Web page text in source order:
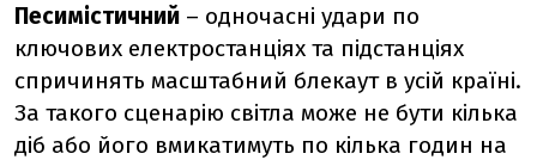
Песимістичний – одночасні удари по
ключових електростанціях та підстанціях
спричинять масштабний блекаут в усій країні.
За такого сценарію світла може не бути кілька
діб або його вмикатимуть по кілька годин на